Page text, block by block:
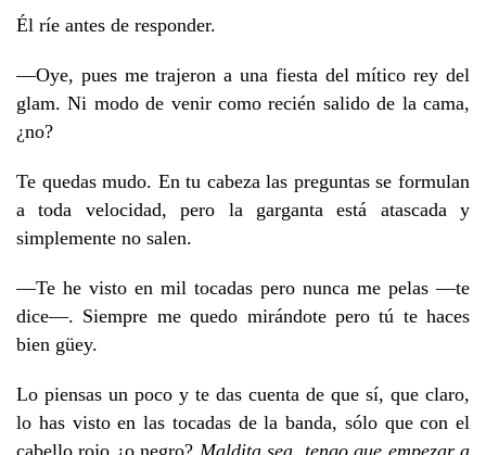
Él ríe antes de responder.
—Oye, pues me trajeron a una fiesta del mítico rey del
glam. Ni modo de venir como recién salido de la cama,
¿no?
Te quedas mudo. En tu cabeza las preguntas se formulan
a toda velocidad, pero la garganta está atascada y
simplemente no salen.
—Te he visto en mil tocadas pero nunca me pelas —te
dice—. Siempre me quedo mirándote pero tú te haces
bien güey.
Lo piensas un poco y te das cuenta de que sí, que claro,
lo has visto en las tocadas de la banda, sólo que con el
cabello rojo ¿o negro? Maldita sea, tengo que empezar a